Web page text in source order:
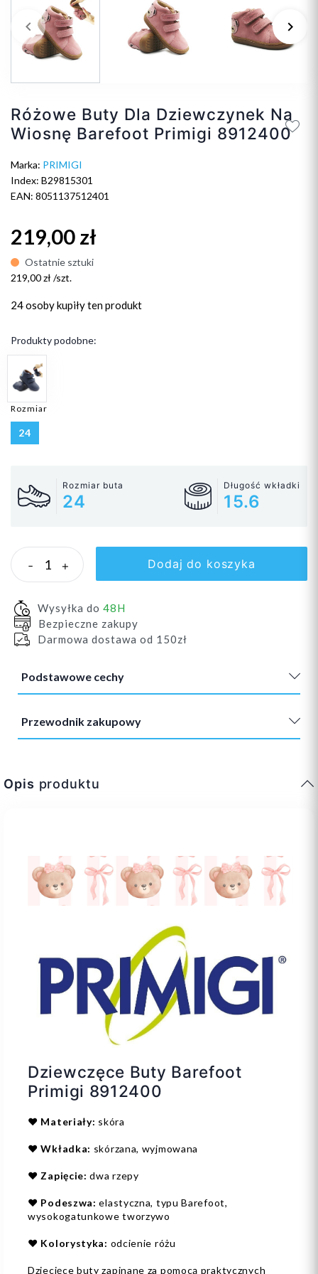
Poprzedni
keyboard_arrow_left keyboard_arrow_right
Różowe Buty Dla Dziewczynek Na
Wiosnę Barefoot Primigi 8912400
Marka: PRIMIGI
Index: B29815301
EAN: 8051137512401
219,00 zł
Ostatnie sztuki
219,00 zł /szt.
24 osobykupiły ten produkt
Produkty podobne:
Rozmiar
24
Rozmiar buta
24
Długość wkładki
15.6
- + Dodaj do koszyka
Wysyłka do 48H
Bezpieczne zakupy
Darmowa dostawa od 150zł
Podstawowe cechy
Przewodnik zakupowy
Opis produktu
Dziewczęce Buty Barefoot
Primigi 8912400
❤️ Materiały: skóra
❤️ Wkładka: skórzana, wyjmowana
❤️ Zapięcie: dwa rzepy
❤️ Podeszwa: elastyczna, typu Barefoot,
wysokogatunkowe tworzywo
❤️ Kolorystyka: odcienie różu
Dziecięce buty zapinane za pomocą praktycznych